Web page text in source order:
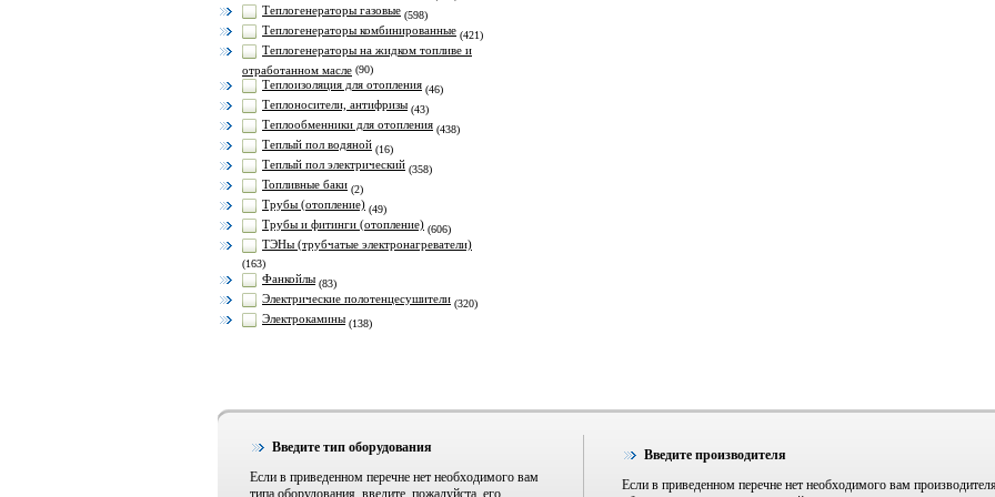
Теплогенераторы газовые (598)
Теплогенераторы комбинированные (421)
Теплогенераторы на жидком топливе и
отработанном масле (90)
Теплоизоляция для отопления (46)
Теплоносители, антифризы (43)
Теплообменники для отопления (438)
Теплый пол водяной (16)
Теплый пол электрический (358)
Топливные баки (2)
Трубы (отопление) (49)
Трубы и фитинги (отопление) (606)
ТЭНы (трубчатые электронагреватели)
(163)
Фанкойлы (83)
Электрические полотенцесушители (320)
Электрокамины (138)
Введите тип оборудования
Если в приведенном перечне нет необходимого вам
типа оборудования, введите, пожалуйста, его
Введите производителя
Если в приведенном перечне нет необходимого вам